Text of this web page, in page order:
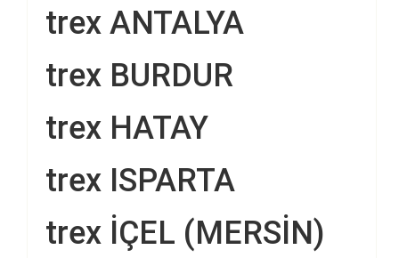
trex ANTALYA
trex BURDUR
trex HATAY
trex ISPARTA
trex İÇEL (MERSİN)